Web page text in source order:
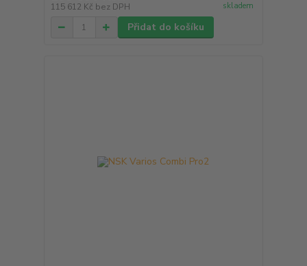
115 612 Kč bez DPH skladem
Přidat do košíku